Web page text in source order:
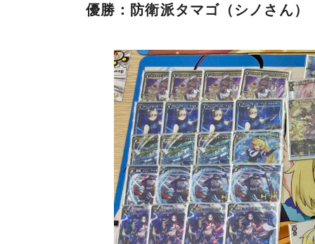
優勝：防衛派タマゴ（シノさん）